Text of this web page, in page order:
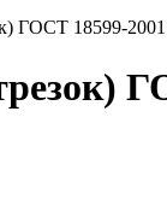
ГОСТ 18599-2001